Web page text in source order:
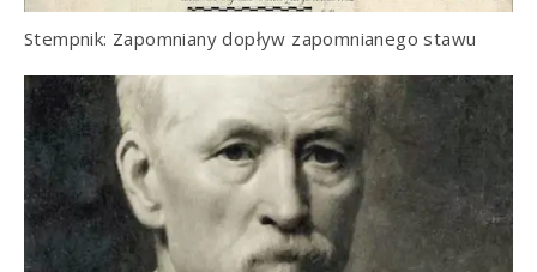
Stempnik: Zapomniany dopływ zapomnianego stawu